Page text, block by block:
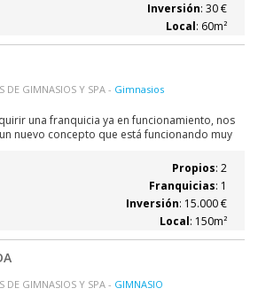
Inversión: 30 €
Local: 60m²
DE GIMNASIOS Y SPA - Gimnasios
una franquicia ya en funcionamiento, nos
nuevo concepto que está funcionando muy
Franquicia?: - Porque obtendré mayores
-...
Propios: 2
Franquicias: 1
Inversión: 15.000 €
Local: 150m²
DE GIMNASIOS Y SPA - GIMNASIO